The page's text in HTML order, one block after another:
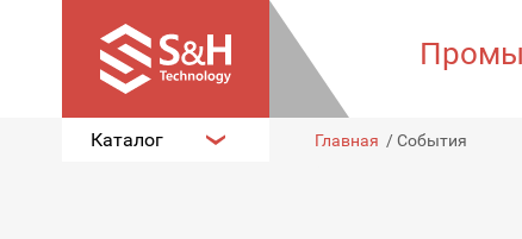
Каталог Главная /События